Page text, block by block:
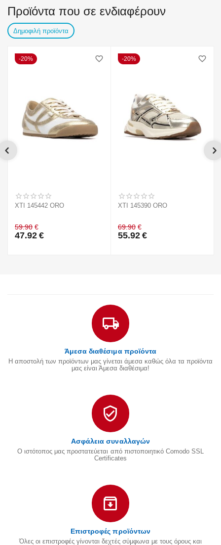
Προϊόντα που σε ενδιαφέρουν
Δημοφιλή προϊόντα
20%
XTI 145442 ORO
59.90 €
47.92 €
20%
XTI 145390 ORO
69.90 €
55.92 €
Άμεσα διαθέσιμα προϊόντα
Η αποστολή των προϊόντων μας γίνεται άμεσα καθώς όλα τα προϊόντα
μας είναι Άμεσα διαθέσιμα!
Ασφάλεια συναλλαγών
Ο ιστότοπος μας προστατεύεται από πιστοποιητικό Comodo SSL
Certificates
Επιστροφές προϊόντων
Όλες οι επιστροφές γίνονται δεχτές σύμφωνα με τους όρους και